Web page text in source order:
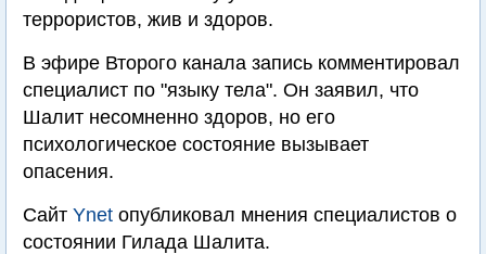
террористов, жив и здоров.
В эфире Второго канала запись комментировал
специалист по "языку тела". Он заявил, что
Шалит несомненно здоров, но его
психологическое состояние вызывает
опасения.
Сайт Ynet опубликовал мнения специалистов о
состоянии Гилада Шалита.